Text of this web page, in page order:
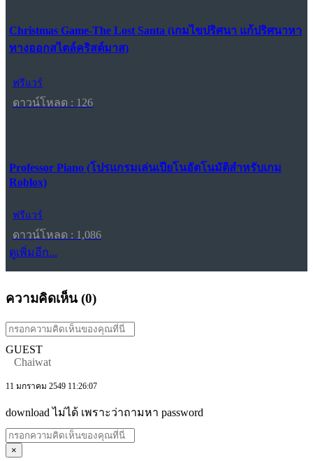
Christmas Game-The Lost Santa (เกมไขปริศนา แก้ปริศนาหา
ทางออกสไตล์คริสต์มาส)
ฟรีแวร์
ดาวน์โหลด : 126
Professor Piano (โปรแกรมเล่นเปียโนอัตโนมัติสำหรับเกม
Roblox)
ฟรีแวร์
ดาวน์โหลด : 1,086
ดูเพิ่มอีก...
ความคิดเห็น (0)
GUEST
Chaiwat
11 มกราคม 2549 11:26:07
download ไม่ได้ เพราะว่าถามหา password
×